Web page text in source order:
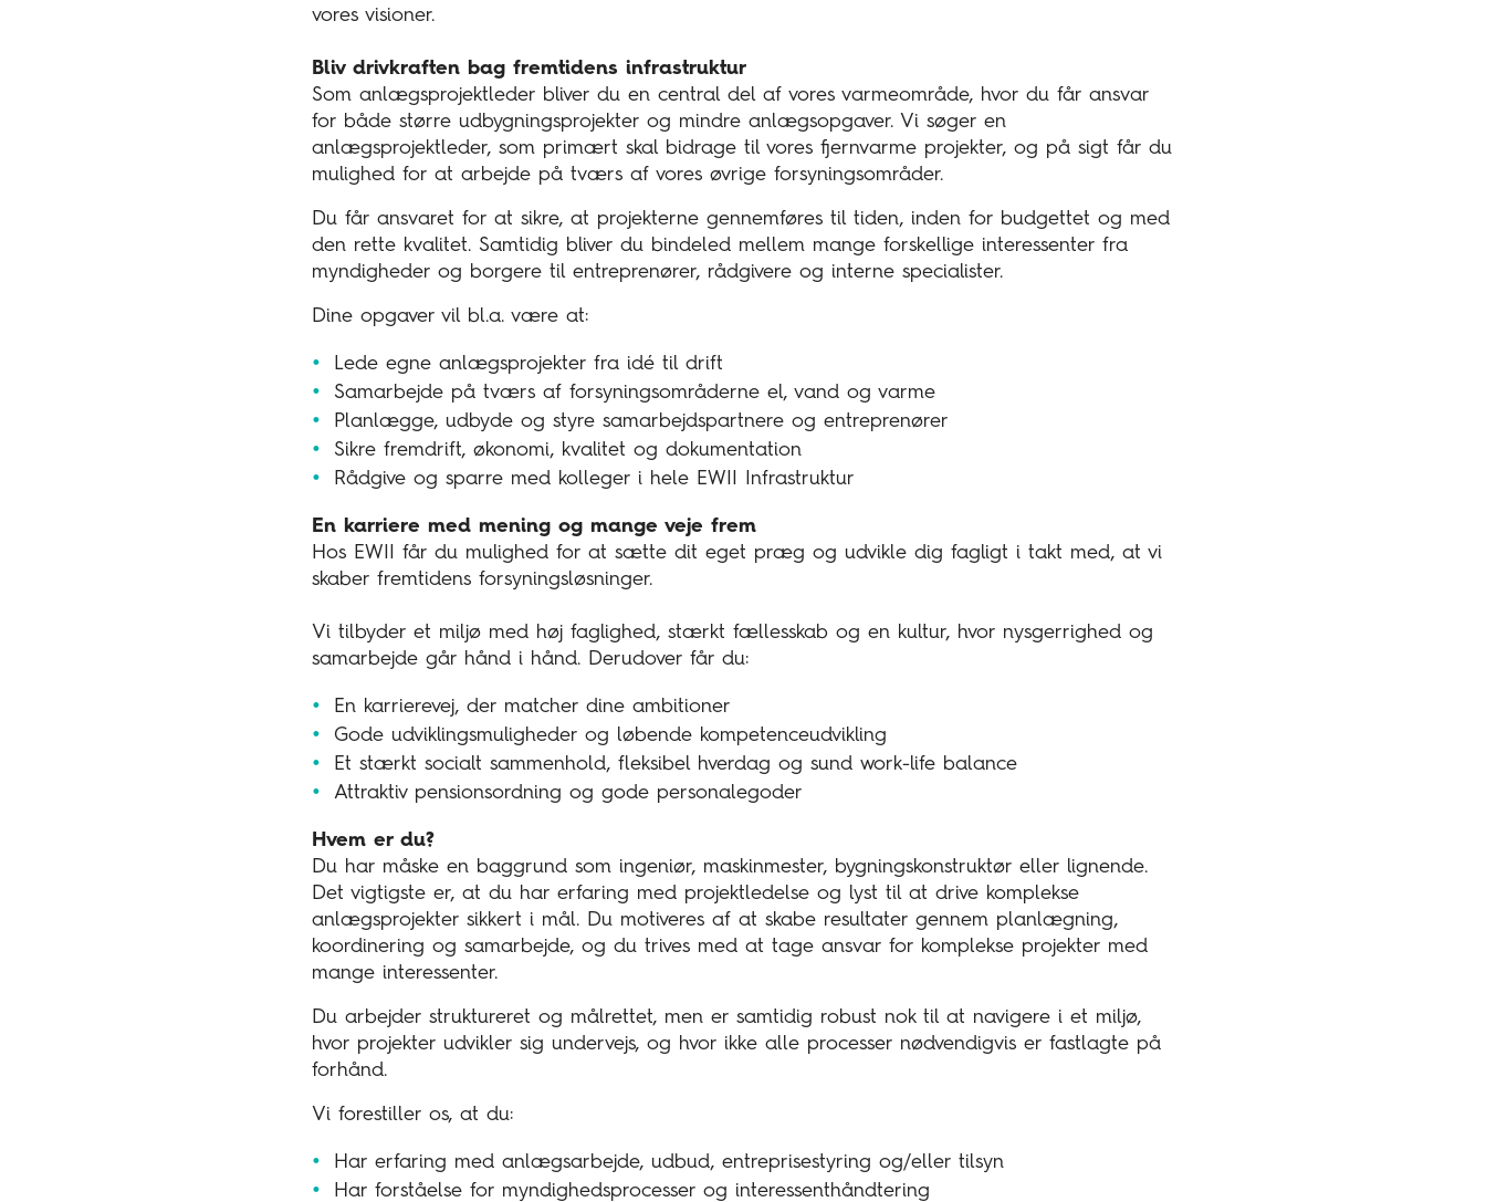
vores visioner.
Bliv drivkraften bag fremtidens infrastruktur
Som anlægsprojektleder bliver du en central del af vores varmeområde, hvor du får ansvar
for både større udbygningsprojekter og mindre anlægsopgaver. Vi søger en
anlægsprojektleder, som primært skal bidrage til vores fjernvarme projekter, og på sigt får du
mulighed for at arbejde på tværs af vores øvrige forsyningsområder.
Du får ansvaret for at sikre, at projekterne gennemføres til tiden, inden for budgettet og med
den rette kvalitet. Samtidig bliver du bindeled mellem mange forskellige interessenter fra
myndigheder og borgere til entreprenører, rådgivere og interne specialister.
Dine opgaver vil bl.a. være at:
Lede egne anlægsprojekter fra idé til drift
Samarbejde på tværs af forsyningsområderne el, vand og varme
Planlægge, udbyde og styre samarbejdspartnere og entreprenører
Sikre fremdrift, økonomi, kvalitet og dokumentation
Rådgive og sparre med kolleger i hele EWII Infrastruktur
En karriere med mening og mange veje frem
Hos EWII får du mulighed for at sætte dit eget præg og udvikle dig fagligt i takt med, at vi
skaber fremtidens forsyningsløsninger.
Vi tilbyder et miljø med høj faglighed, stærkt fællesskab og en kultur, hvor nysgerrighed og
samarbejde går hånd i hånd. Derudover får du:
En karrierevej, der matcher dine ambitioner
Gode udviklingsmuligheder og løbende kompetenceudvikling
Et stærkt socialt sammenhold, fleksibel hverdag og sund work-life balance
Attraktiv pensionsordning og gode personalegoder
Hvem er du?
Du har måske en baggrund som ingeniør, maskinmester, bygningskonstruktør eller lignende.
Det vigtigste er, at du har erfaring med projektledelse og lyst til at drive komplekse
anlægsprojekter sikkert i mål. Du motiveres af at skabe resultater gennem planlægning,
koordinering og samarbejde, og du trives med at tage ansvar for komplekse projekter med
mange interessenter.
Du arbejder struktureret og målrettet, men er samtidig robust nok til at navigere i et miljø,
hvor projekter udvikler sig undervejs, og hvor ikke alle processer nødvendigvis er fastlagte på
forhånd.
Vi forestiller os, at du:
Har erfaring med anlægsarbejde, udbud, entreprisestyring og/eller tilsyn
Har forståelse for myndighedsprocesser og interessenthåndtering